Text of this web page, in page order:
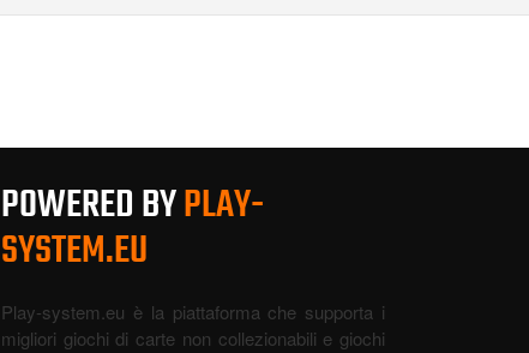
POWERED BYPLAY-
SYSTEM.EU
Play-system.eu è la piattaforma che supporta i
migliori giochi di carte non collezionabili e giochi